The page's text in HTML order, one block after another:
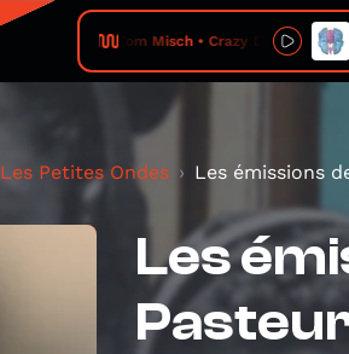
Tom Misch • Crazy Dream
Les Petites Ondes Les émissions
Les